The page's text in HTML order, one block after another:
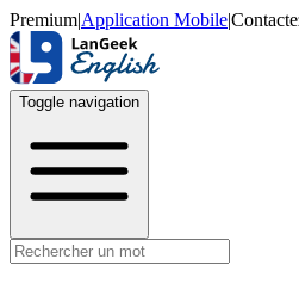
Premium|Application Mobile|
Toggle navigation